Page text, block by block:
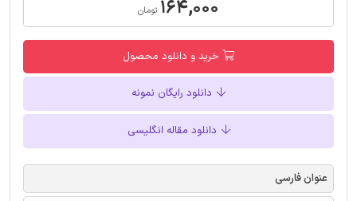
۱۶۴,۰۰۰ تومان
خرید و دانلود محصول
دانلود رایگان نمونه
دانلود مقاله انگلیسی
عنوان فارسی